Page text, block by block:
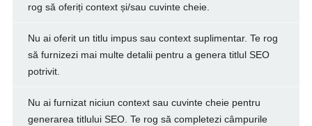
rog să oferiți context și/sau cuvinte cheie.
Nu ai oferit un titlu impus sau context suplimentar. Te rog
să furnizezi mai multe detalii pentru a genera titlul SEO
potrivit.
Nu ai furnizat niciun context sau cuvinte cheie pentru
generarea titlului SEO. Te rog să completezi câmpurile